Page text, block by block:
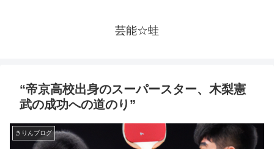
芸能☆蛙
“帝京高校出身のスーパースター、木梨憲
武の成功への道のり”
きりんブログ